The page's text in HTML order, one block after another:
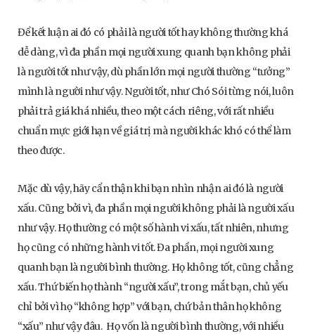
Để kết luận ai đó có phải là người tốt hay không thường khá
dễ dàng, vì đa phần mọi người xung quanh bạn không phải
là người tốt như vậy, dù phần lớn mọi người thường “tưởng”
mình là người như vậy. Người tốt, như Chó Sói từng nói, luôn
phải trả giá khá nhiều, theo một cách riêng, với rất nhiều
chuẩn mực giới hạn về giá trị mà người khác khó có thể làm
theo được.
Mặc dù vậy, hãy cẩn thận khi bạn nhìn nhận ai đó là người
xấu. Cũng bởi vì, đa phần mọi người không phải là người xấu
như vậy. Họ thường có một số hành vi xấu, tất nhiên, nhưng
họ cũng có những hành vi tốt. Đa phần, mọi người xung
quanh bạn là người bình thường. Họ không tốt, cũng chẳng
xấu. Thứ biến họ thành “người xấu”, trong mắt bạn, chủ yếu
chỉ bởi vì họ “không hợp” với bạn, chứ bản thân họ không
“xấu” như vậy đâu. Họ vốn là người bình thường, với nhiều